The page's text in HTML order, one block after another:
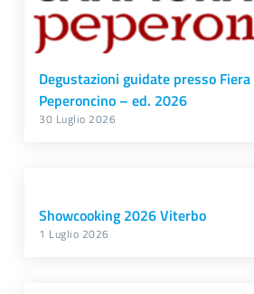
Degustazioni guidate presso
Peperoncino – ed. 2026
30 Luglio 2026
Showcooking 2026 Viterbo
1 Luglio 2026